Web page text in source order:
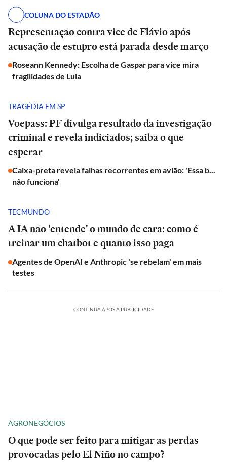
COLUNA DO ESTADÃO
Representação contra vice de Flávio após
acusação de estupro está parada desde março
Roseann Kennedy: Escolha de Gaspar para vice mira
fragilidades de Lula
TRAGÉDIA EM SP
Voepass: PF divulga resultado da investigação
criminal e revela indiciados; saiba o que
esperar
Caixa-preta revela falhas recorrentes em avião: 'Essa b...
não funciona'
TECMUNDO
A IA não 'entende' o mundo de cara: como é
treinar um chatbot e quanto isso paga
Agentes de OpenAI e Anthropic 'se rebelam' em mais
testes
CONTINUA APÓS A PUBLICIDADE
AGRONEGÓCIOS
O que pode ser feito para mitigar as perdas
provocadas pelo El Niño no campo?